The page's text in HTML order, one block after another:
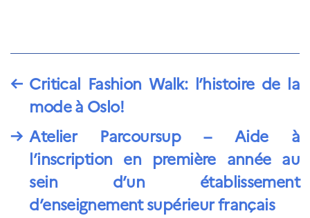
← Critical Fashion Walk: l’histoire de la
mode à Oslo!
→ Atelier Parcoursup – Aide à
l’inscription en première année au
sein d’un établissement
d’enseignement supérieur français